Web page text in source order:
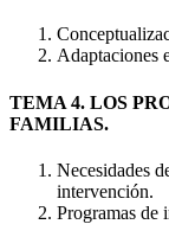
Adaptaciones
TEMA 4. LOS
FAMILIAS.
Necesidades
intervención.
Programas de